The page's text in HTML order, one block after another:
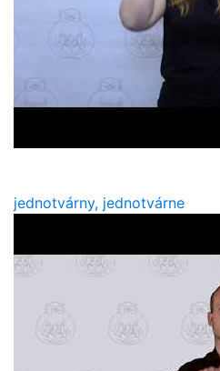
jednotvárny, jednotvárne